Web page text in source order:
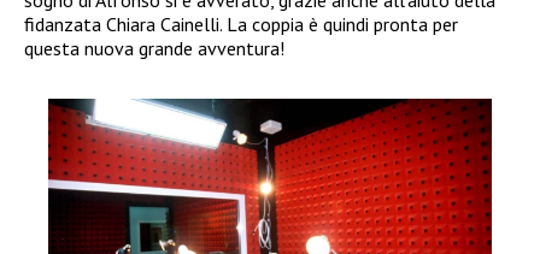
fidanzata Chiara Cainelli. La coppia è quindi pronta per
questa nuova grande avventura!